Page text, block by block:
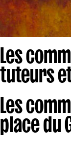
Les
tuteurs
Les
place du